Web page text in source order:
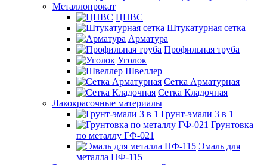
Металлопрокат
ЦПВС
Штукатурная сетка
Арматура
Профильная труба
Уголок
Швеллер
Сетка Арматурная
Сетка Кладочная
Лакокрасочные материалы
Грунт-эмали 3 в 1
Грунтовка
по металлу ГФ-021
Эмаль для
металла ПФ-115